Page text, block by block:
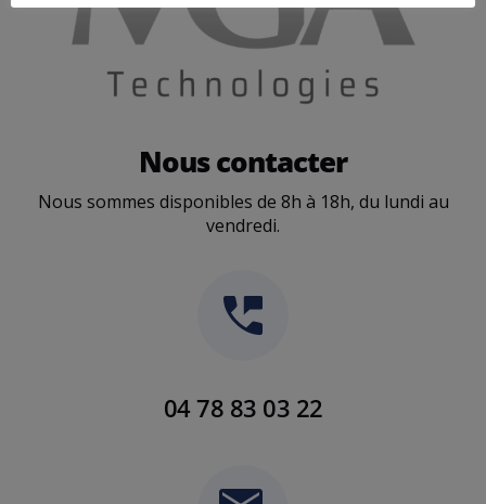
Nous contacter
Nous sommes disponibles de 8h à 18h, du lundi au
vendredi.
04 78 83 03 22